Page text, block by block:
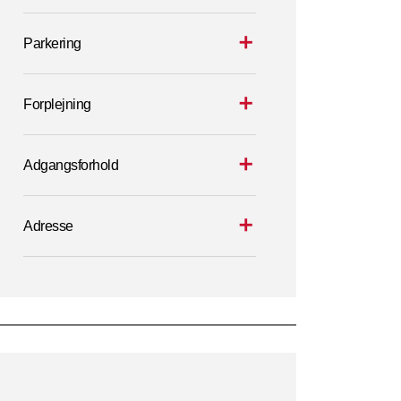
Parkering
Forplejning
Adgangsforhold
Adresse